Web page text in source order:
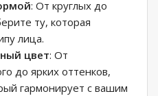
: От круглых до
ту, которая
лица.
цвет: От
до ярких оттенков,
гармонирует с вашим